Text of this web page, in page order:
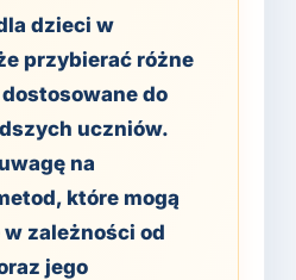
dzieci w
przybierać różne
do
uczniów.
na
które mogą
zależności od
jego